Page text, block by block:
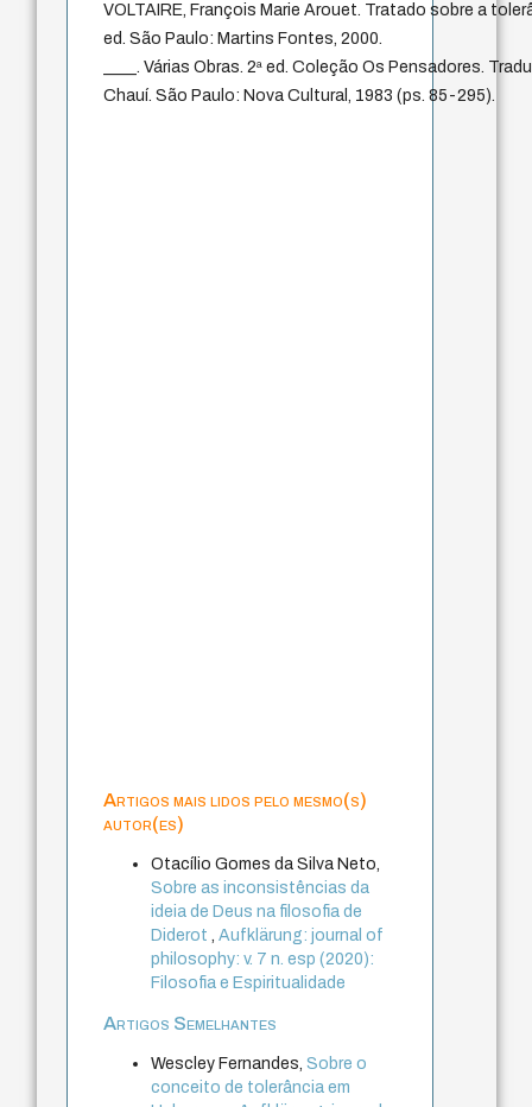
VOLTAIRE, François Marie Arouet. Tratado sobre a
ed. São Paulo: Martins Fontes, 2000.
____. Várias Obras. 2ª ed. Coleção Os Pensadores.
Chauí. São Paulo: Nova Cultural, 1983 (ps. 85-295).
Artigos mais lidos pelo mesmo(s)
autor(es)
Otacílio Gomes da Silva Neto,
Sobre as inconsistências da
ideia de Deus na filosofia de
Diderot
,Aufklärung: journal of
philosophy: v. 7 n. esp (2020):
Filosofia e Espiritualidade
Artigos Semelhantes
Wescley Fernandes,Sobre o
conceito de tolerância em